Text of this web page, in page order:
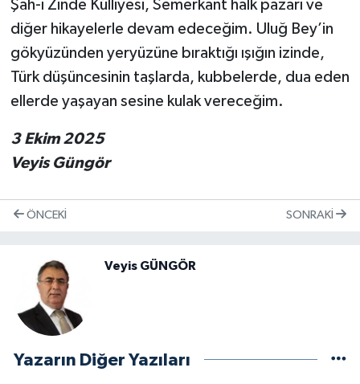
Şah-ı Zinde Külliyesi, Semerkant halk pazarı ve
diğer hikayelerle devam edeceğim. Uluğ Bey’in
gökyüzünden yeryüzüne bıraktığı ışığın izinde,
Türk düşüncesinin taşlarda, kubbelerde, dua eden
ellerde yaşayan sesine kulak vereceğim.
3 Ekim 2025
Veyis Güngör
ÖNCEKI SONRAKI
Veyis GÜNGÖR
Yazarın Diğer Yazıları